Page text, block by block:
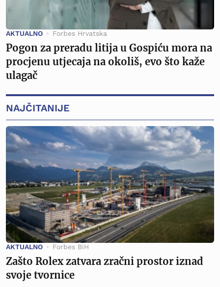
AKTUALNO Forbes Hrvatska
Pogon za preradu litija u Gospiću mora na
procjenu utjecaja na okoliš, evo što kaže
ulagač
NAJČITANIJE
AKTUALNO Forbes BiH
Zašto Rolex zatvara zračni prostor iznad
svoje tvornice